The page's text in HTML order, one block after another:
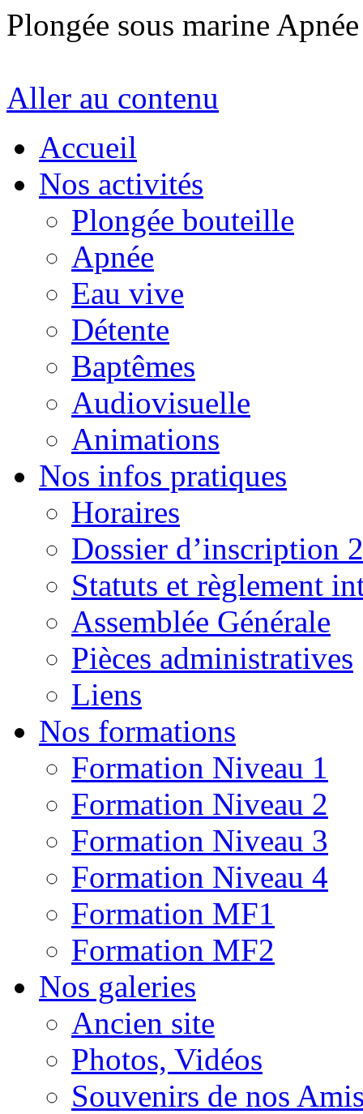
Plongée sous marine
Aller au contenu
Accueil
Nos activités
Plongée bouteille
Apnée
Eau vive
Détente
Baptêmes
Audiovisuelle
Animations
Nos infos pratiques
Horaires
Dossier d’inscription
Statuts et règlement
Assemblée Générale
Pièces administratives
Liens
Nos formations
Formation Niveau 1
Formation Niveau 2
Formation Niveau 3
Formation Niveau 4
Formation MF1
Formation MF2
Nos galeries
Ancien site
Photos, Vidéos
Souvenirs de nos